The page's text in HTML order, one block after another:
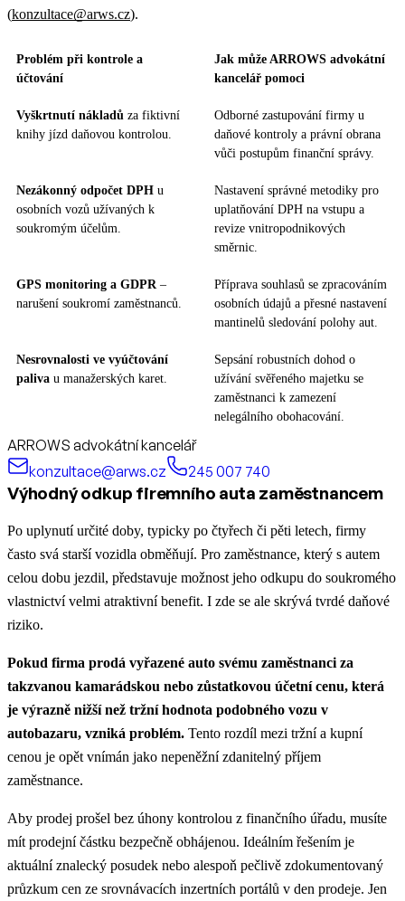
(konzultace@arws.cz).
Problém při kontrole a
účtování
Jak může ARROWS advokátní
kancelář pomoci
Vyškrtnutí nákladů za fiktivní
knihy jízd daňovou kontrolou.
Odborné zastupování firmy u
daňové kontroly a právní obrana
vůči postupům finanční správy.
Nezákonný odpočet DPH u
osobních vozů užívaných k
soukromým účelům.
Nastavení správné metodiky pro
uplatňování DPH na vstupu a
revize vnitropodnikových
směrnic.
GPS monitoring a GDPR–
narušení soukromí zaměstnanců.
Příprava souhlasů se zpracováním
osobních údajů a přesné nastavení
mantinelů sledování polohy aut.
Nesrovnalosti ve vyúčtování
paliva u manažerských karet.
Sepsání robustních dohod o
užívání svěřeného majetku se
zaměstnanci k zamezení
nelegálního obohacování.
ARROWS advokátní kancelář
konzultace@arws.cz
245 007 740
Výhodný odkup firemního auta zaměstnancem
Po uplynutí určité doby, typicky po čtyřech či pěti letech, firmy
často svá starší vozidla obměňují. Pro zaměstnance, který s autem
celou dobu jezdil, představuje možnost jeho odkupu do soukromého
vlastnictví velmi atraktivní benefit. I zde se ale skrývá tvrdé daňové
riziko.
Pokud firma prodá vyřazené auto svému zaměstnanci za
takzvanou kamarádskou nebo zůstatkovou účetní cenu, která
je výrazně nižší než tržní hodnota podobného vozu v
autobazaru, vzniká problém. Tento rozdíl mezi tržní a kupní
cenou je opět vnímán jako nepeněžní zdanitelný příjem
zaměstnance.
Aby prodej prošel bez úhony kontrolou z finančního úřadu, musíte
mít prodejní částku bezpečně obhájenou. Ideálním řešením je
aktuální znalecký posudek nebo alespoň pečlivě zdokumentovaný
průzkum cen ze srovnávacích inzertních portálů v den prodeje. Jen